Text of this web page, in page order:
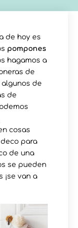
de hoy es
pompones
hagamos a
de
de
de
cosas
para
de una
se pueden
¡se van a